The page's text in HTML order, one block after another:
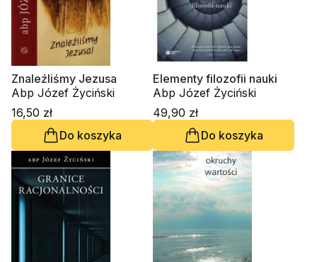
Znaleźliśmy Jezusa
Abp Józef Życiński
16,50 zł
Do koszyka
Elementy filozofii nauki
Abp Józef Życiński
49,90 zł
Do koszyka